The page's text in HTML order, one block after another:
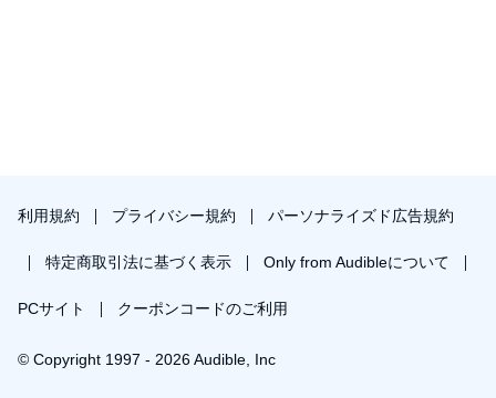
利用規約 プライバシー規約 パーソナライズド広告規約
特定商取引法に基づく表示 Only from Audibleについて
PCサイト クーポンコードのご利用
© Copyright 1997 - 2026 Audible, Inc